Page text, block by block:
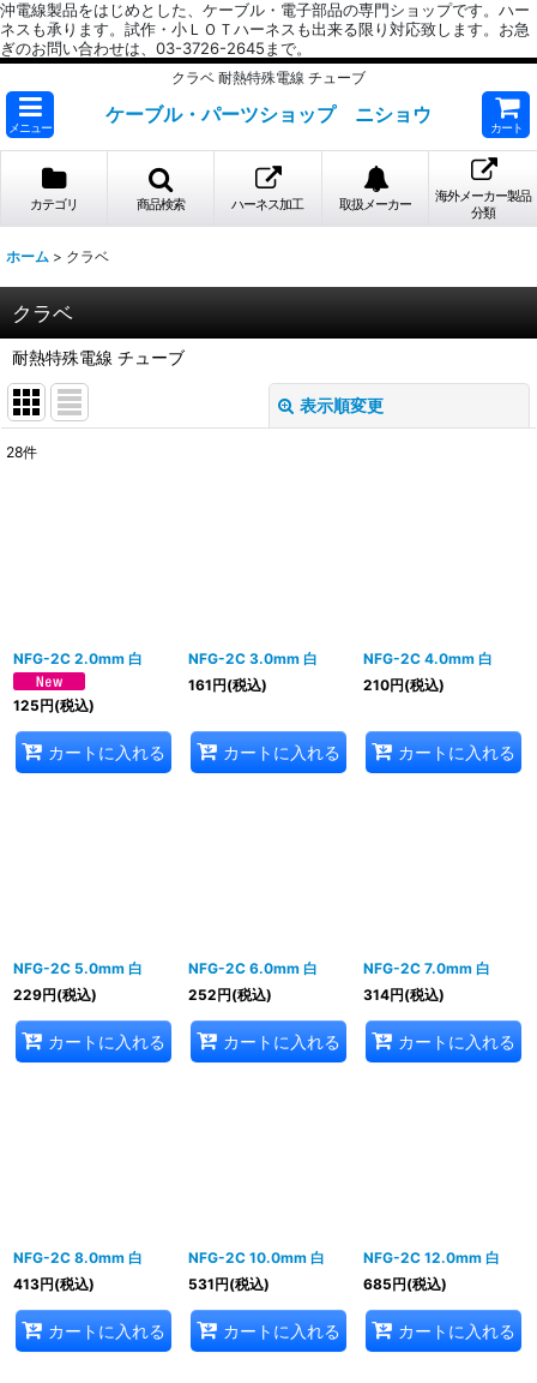
沖電線製品をはじめとした、ケーブル・電子部品の専門ショップです。ハー
ネスも承ります。試作・小ＬＯＴハーネスも出来る限り対応致します。お急
ぎのお問い合わせは、03-3726-2645まで。
クラベ 耐熱特殊電線 チューブ
メニュー
ケーブル・パーツショップ ニショウ
カート
カテゴリ 商品検索 ハーネス加工 取扱メーカー
海外メーカー製品
分類
ホーム > クラベ
クラベ
耐熱特殊電線 チューブ
表示順変更
サブカテゴリ
絞り込む
28件
NFG-2C 2.0mm 白
125円(税込)
カートに入れる
NFG-2C 3.0mm 白
161円(税込)
カートに入れる
NFG-2C 4.0mm 白
210円(税込)
カートに入れる
NFG-2C 5.0mm 白
229円(税込)
カートに入れる
NFG-2C 6.0mm 白
252円(税込)
カートに入れる
NFG-2C 7.0mm 白
314円(税込)
カートに入れる
NFG-2C 8.0mm 白
413円(税込)
カートに入れる
NFG-2C 10.0mm 白
531円(税込)
カートに入れる
NFG-2C 12.0mm 白
685円(税込)
カートに入れる